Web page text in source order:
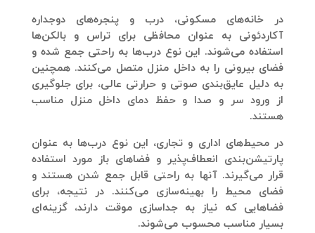
در خانه‌های مسکونی، درب و پنجره‌های دوجداره
آکاردئونی به عنوان محافظی برای تراس و بالکن‌ها
استفاده می‌شوند. این نوع درب‌ها به راحتی جمع شده و
فضای بیرونی را به داخل منزل متصل می‌کنند. همچنین
به دلیل عایق‌بندی صوتی و حرارتی عالی، برای جلوگیری
از ورود سر و صدا و حفظ دمای داخل منزل مناسب
هستند.
در محیط‌های اداری و تجاری، این نوع درب‌ها به عنوان
پارتیشن‌بندی انعطاف‌پذیر و فضاهای باز مورد استفاده
قرار می‌گیرند. آنها به راحتی قابل جمع شدن هستند و
فضای محیط را بهینه‌سازی می‌کنند. در نتیجه، برای
فضاهایی که نیاز به جداسازی موقت دارند، گزینه‌ای
بسیار مناسب محسوب می‌شوند.